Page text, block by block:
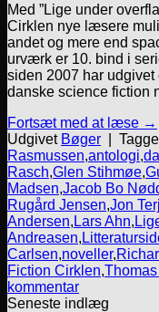
Med ”Lige under
Cirklen nye læsere
andet og mere end
urværk er 10. bind i
siden 2007 har
danske science fiction
Fortsæt med at læse →
Udgivet Bøger
Rasmussen,antologi,
Rasch,Glen Stihmøe,
Madsen,Jacob Bo
Rugård Jensen,Jon
Andersen, Lars Ahn,
Andreasen,
Carlsen,noveller,
Fiction Cirklen,
kommentar
Seneste indlæg